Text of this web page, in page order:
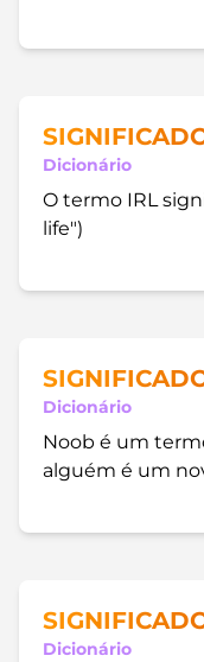
Dicionário
O termo IRL
life")
Dicionário
Noob é um
alguém é um
Dicionário